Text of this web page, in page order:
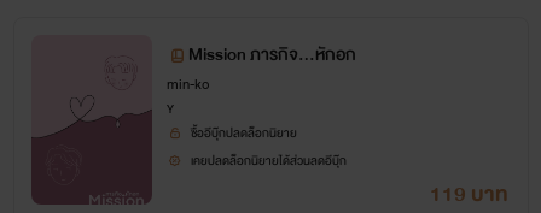
Mission ภารกิจ...หักอก
min-ko
Y
ซื้ออีบุ๊กปลดล็อกนิยาย
เคยปลดล็อกนิยายได้ส่วนลดอีบุ๊ก
119 บาท